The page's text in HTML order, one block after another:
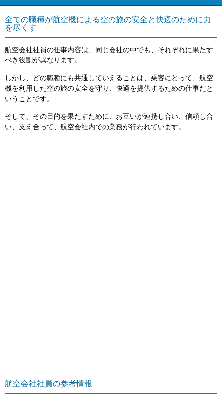
全ての職種が航空機による空の旅の安全と快適のために力
を尽くす
航空会社社員の仕事内容は、同じ会社の中でも、それぞれに果たす
べき役割が異なります。
しかし、どの職種にも共通していえることは、乗客にとって、航空
機を利用した空の旅の安全を守り、快適を提供するための仕事だと
いうことです。
そして、その目的を果たすために、お互いが連携し合い、信頼し合
い、支え合って、航空会社内での業務が行われています。
航空会社社員の参考情報